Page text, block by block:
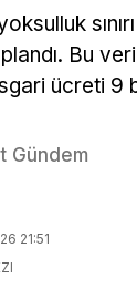
Bu
ücreti 9
Gündem
21:51